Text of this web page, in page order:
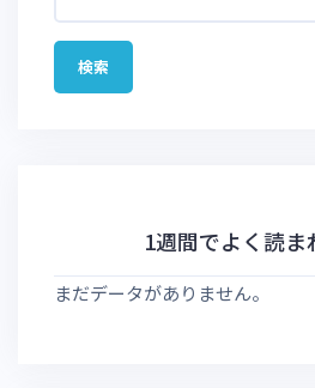
1週間でよく読ま
まだデータがありません。